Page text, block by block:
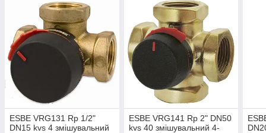
ESBE VRG131 Rp 1/2"
DN15 kvs 4 змішувальний
ESBE VRG141 Rp 2" DN50
kvs 40 змішувальний 4-